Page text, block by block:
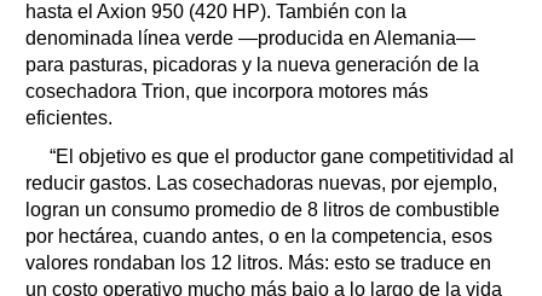
hasta el Axion 950 (420 HP). También con la
denominada línea verde —producida en Alemania—
para pasturas, picadoras y la nueva generación de la
cosechadora Trion, que incorpora motores más
eficientes.
“El objetivo es que el productor gane competitividad al
reducir gastos. Las cosechadoras nuevas, por ejemplo,
logran un consumo promedio de 8 litros de combustible
por hectárea, cuando antes, o en la competencia, esos
valores rondaban los 12 litros. Más: esto se traduce en
un costo operativo mucho más bajo a lo largo de la vida